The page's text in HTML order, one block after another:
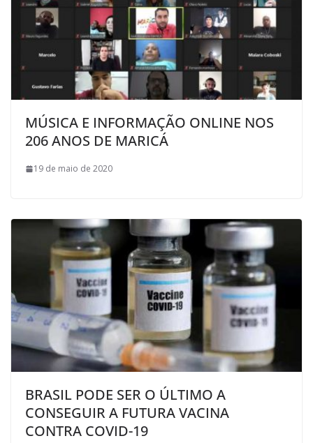
MÚSICA E INFORMAÇÃO ONLINE NOS
206 ANOS DE MARICÁ
19 de maio de 2020
BRASIL PODE SER O ÚLTIMO A
CONSEGUIR A FUTURA VACINA
CONTRA COVID-19